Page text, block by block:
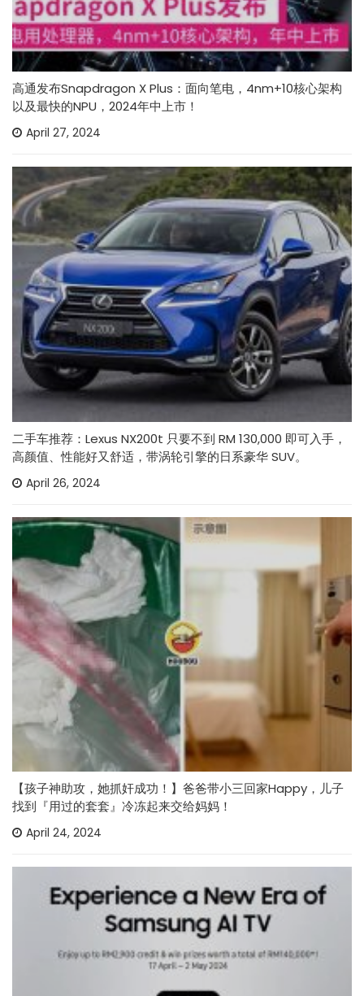
高通发布Snapdragon X Plus：面向笔电，4nm+10核心架构
以及最快的NPU，2024年中上市！
April 27, 2024
二手车推荐：Lexus NX200t 只要不到 RM 130,000 即可入手，
高颜值、性能好又舒适，带涡轮引擎的日系豪华 SUV。
April 26, 2024
【孩子神助攻，她抓奸成功！】爸爸带小三回家Happy，儿子
找到『用过的套套』冷冻起来交给妈妈！
April 24, 2024